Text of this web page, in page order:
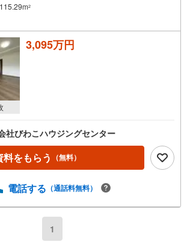
115.29m2
3,095万円
びわこハウジングセンター
料をもらう （無料）
電話する （通話料無料）
1